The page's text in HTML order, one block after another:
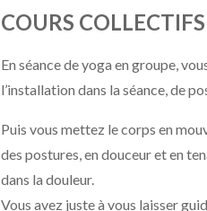
COURS
En séance de yoga en groupe,
l’installation dans la séance, de
Puis vous mettez le corps en
des postures, en douceur et en
dans la douleur.
Vous avez juste à vous laisser